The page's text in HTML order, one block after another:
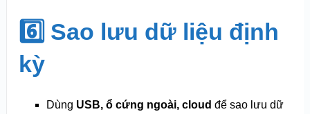
6️⃣ Sao lưu dữ liệu định
kỳ
Dùng USB, ổ cứng ngoài, cloud để sao lưu dữ